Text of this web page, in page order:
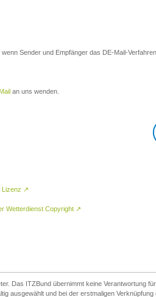
Sender und Empfänger das DE-Mail-
an uns wenden.
Lizenz ↗
Wetterdienst Copyright ↗
Das ITZBund übernimmt keine Verantwortung
ausgewählt und bei der erstmaligen Verknüpfung